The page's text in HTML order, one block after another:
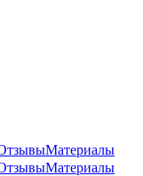
Материалы
Материалы